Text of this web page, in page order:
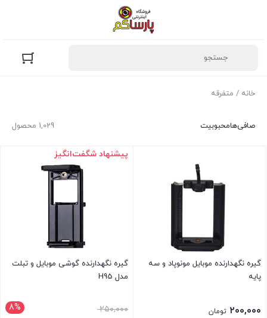
خانه / متفرقه
1,029 محصول صافی‌هامحبوبیت
گیره نگهدارنده موبایل مونوپاد و سه
پایه
۲۰۰,۰۰۰ تومان
پیشنهاد شگفت‌انگیز
گیره نگهدارنده گوشی موبایل و تبلت
مدل H95
8% ۲۵۰,۰۰۰قیمت